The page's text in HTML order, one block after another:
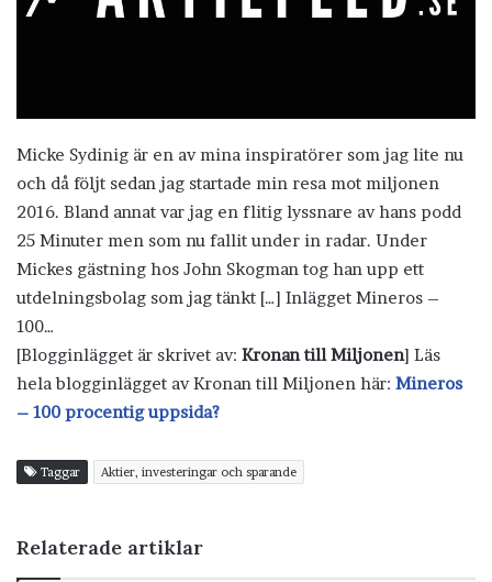
Micke Sydinig är en av mina inspiratörer som jag lite nu
och då följt sedan jag startade min resa mot miljonen
2016. Bland annat var jag en flitig lyssnare av hans podd
25 Minuter men som nu fallit under in radar. Under
Mickes gästning hos John Skogman tog han upp ett
utdelningsbolag som jag tänkt […] Inlägget Mineros –
100…
[Blogginlägget är skrivet av: Kronan till Miljonen] Läs
hela blogginlägget av Kronan till Miljonen här: Mineros
– 100 procentig uppsida?
Taggar Aktier, investeringar och sparande
Relaterade artiklar